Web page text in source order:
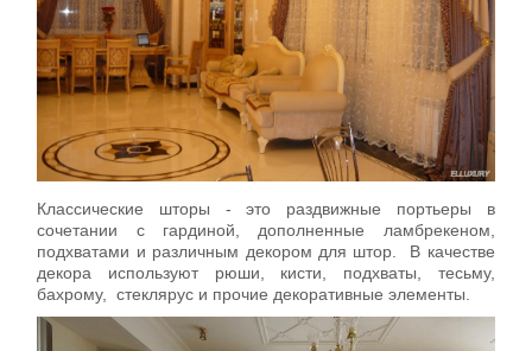
Классические шторы - это раздвижные портьеры в
сочетании с гардиной, дополненные ламбрекеном,
подхватами и различным декором для штор. В качестве
декора используют рюши, кисти, подхваты, тесьму,
бахрому, стеклярус и прочие декоративные элементы.